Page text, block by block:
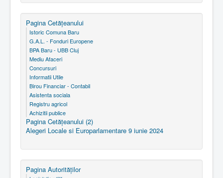
Pagina Cetăţeanului
Istoric Comuna Baru
G.A.L. - Fonduri Europene
BPA Baru - UBB Cluj
Mediu Afaceri
Concursuri
Informatii Utile
Birou Financiar - Contabil
Asistenta sociala
Registru agricol
Achizitii publice
Pagina Cetăţeanului (2)
Alegeri Locale si Europarlamentare 9 iunie 2024
Pagina Autorităţilor